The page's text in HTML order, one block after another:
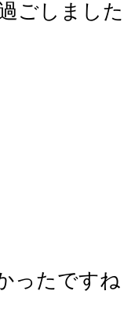
ごしまし
ったです